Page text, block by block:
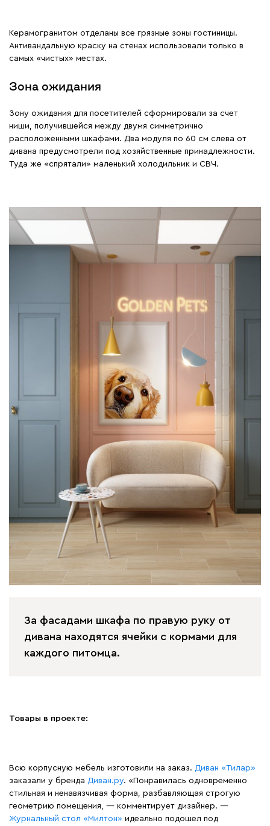
Керамогранитом отделаны все грязные зоны гостиницы.
Антивандальную краску на стенах использовали только в
самых «чистых» местах.
Зона ожидания
Зону ожидания для посетителей сформировали за счет
ниши, получившейся между двумя симметрично
расположенными шкафами. Два модуля по 60 см слева от
дивана предусмотрели под хозяйственные принадлежности.
Туда же «спрятали» маленький холодильник и СВЧ.
За фасадами шкафа по правую руку от
дивана находятся ячейки с кормами для
каждого питомца.
Товары в проекте:
Всю корпусную мебель изготовили на заказ. Диван «Тилар»
заказали у бренда Диван.ру. «Понравилась одновременно
стильная и ненавязчивая форма, разбавляющая строгую
геометрию помещения, — комментирует дизайнер. —
Журнальный стол «Милтон» идеально подошел под